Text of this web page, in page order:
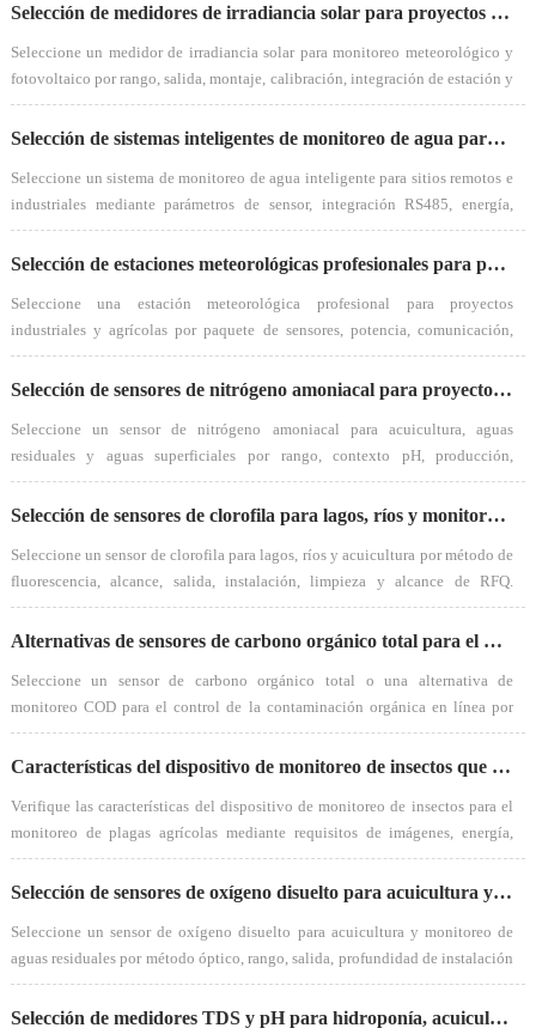
Selección de medidores de irradiancia solar para proyectos fotovoltaicos y de monitoreo meteorológico
Seleccione un medidor de irradiancia solar para monitoreo meteorológico y
fotovoltaico por rango, salida, montaje, calibración, integración de estación y
alcance de RFQ. Consulte a NiuBoL para obtener más detalles.
Selección de sistemas inteligentes de monitoreo de agua para sitios remotos e industriales
Seleccione un sistema de monitoreo de agua inteligente para sitios remotos e
industriales mediante parámetros de sensor, integración RS485, energía,
plataforma y mantenimiento. Solicite a NiuBoL la solicitud de cotización.
Selección de estaciones meteorológicas profesionales para proyectos industriales y agrícolas
Seleccione una estación meteorológica profesional para proyectos
industriales y agrícolas por paquete de sensores, potencia, comunicación,
montaje, software y alcance de RFQ. Pregunta NiuBoL.
Selección de sensores de nitrógeno amoniacal para proyectos de acuicultura y aguas residuales
Seleccione un sensor de nitrógeno amoniacal para acuicultura, aguas
residuales y aguas superficiales por rango, contexto pH, producción,
instalación, mantenimiento y alcance de RFQ. Pregúntale a NiuBoL.
Selección de sensores de clorofila para lagos, ríos y monitoreo de acuicultura
Seleccione un sensor de clorofila para lagos, ríos y acuicultura por método de
fluorescencia, alcance, salida, instalación, limpieza y alcance de RFQ.
Consulte a NiuBoL para obtener más detalles.
Alternativas de sensores de carbono orgánico total para el monitoreo de la contaminación orgánica en línea
Seleccione un sensor de carbono orgánico total o una alternativa de
monitoreo COD para el control de la contaminación orgánica en línea por
objetivo de parámetro, rango, producción y mantenimiento. Pregúntale a
NiuBoL.
Características del dispositivo de monitoreo de insectos que los compradores deben verificar antes de realizar la compra
Verifique las características del dispositivo de monitoreo de insectos para el
monitoreo de plagas agrícolas mediante requisitos de imágenes, energía,
comunicación, instalación, mantenimiento y generación de informes.
Pregunta NiuBoL.
Selección de sensores de oxígeno disuelto para acuicultura y monitoreo de aguas residuales
Seleccione un sensor de oxígeno disuelto para acuicultura y monitoreo de
aguas residuales por método óptico, rango, salida, profundidad de instalación
y mantenimiento. Solicite a NiuBoL la solicitud de cotización.
Selección de medidores TDS y pH para hidroponía, acuicultura y sistemas de tratamiento